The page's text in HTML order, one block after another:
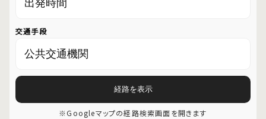
交通手段
経路を表示
※Googleマップの経路検索画面を開きます